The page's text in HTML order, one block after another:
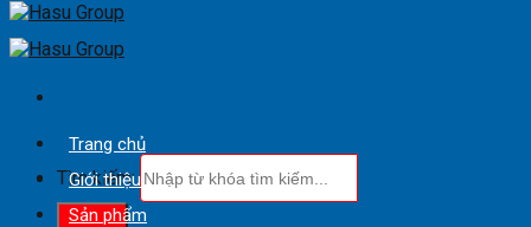
Tìm kiếm:
Trang chủ
Giới thiệu
Sản phẩm